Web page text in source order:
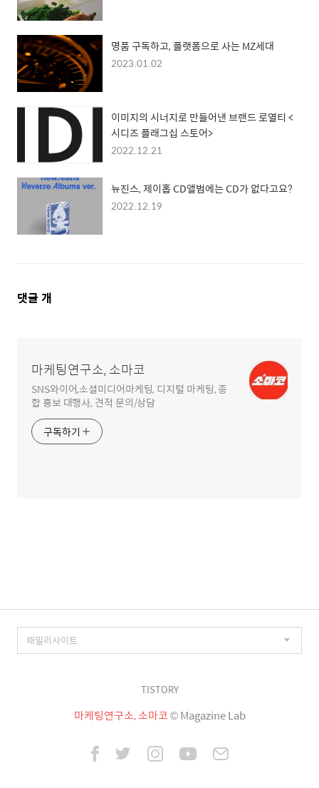
명품 구독하고, 플랫폼으로 사는 MZ세대
2023.01.02
이미지의 시너지로 만들어낸 브랜드 로열티 <
시디즈 플래그십 스토어>
2022.12.21
뉴진스, 제이홉 CD앨범에는 CD가 없다고요?
2022.12.19
댓
댓글 개
마케팅연구소, 소마코
SNS와이어,소셜미디어마케팅, 디지털 마케팅, 종
합 홍보 대행사, 견적 문의/상담
구독하기
TISTORY
마케팅연구소, 소마코© Magazine Lab